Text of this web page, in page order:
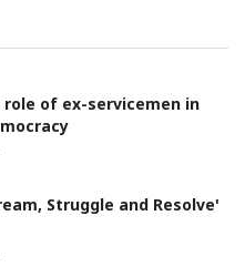
of ex-servicemen in
Struggle and Resolve'